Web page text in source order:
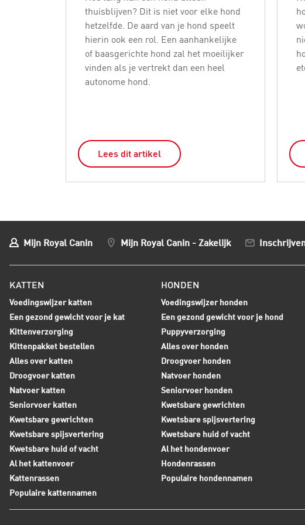
thuisblijven? Dit is niet voor elke hond
hetzelfde. De aard van je hond speelt
hierin ook een rol. Een aanhankelijke
of baasgerichte hond zal het moeilijker
vinden als je vertrekt dan een heel
autonome hond.
Lees dit artikel
Mijn Royal Canin Mijn Royal Canin - Zakelijk
KATTEN
Voedingswijzer katten
Een gezond gewicht voor je kat
Kittenverzorging
Kittenpakket bestellen
Alles over katten
Droogvoer katten
Natvoer katten
Seniorvoer katten
Kwetsbare gewrichten
Kwetsbare spijsvertering
Kwetsbare huid of vacht
Al het kattenvoer
Kattenrassen
Populaire kattennamen
HONDEN
Voedingswijzer honden
Een gezond gewicht voor je hond
Puppyverzorging
Alles over honden
Droogvoer honden
Natvoer honden
Seniorvoer honden
Kwetsbare gewrichten
Kwetsbare spijsvertering
Kwetsbare huid of vacht
Al het hondenvoer
Hondenrassen
Populaire hondennamen